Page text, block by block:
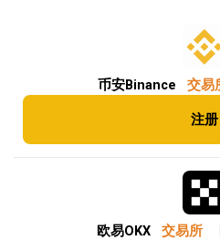
币安Binance 交易
注册
欧易OKX 交易所